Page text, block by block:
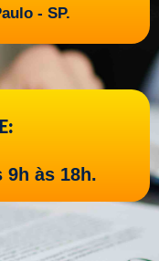
- SP.
9h às 18h.